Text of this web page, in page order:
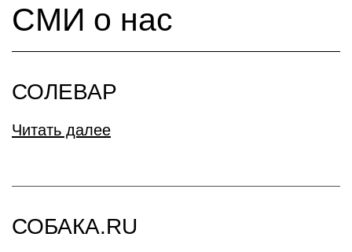
СМИ о нас
СОЛЕВАР
Читать далее
СОБАКА.RU